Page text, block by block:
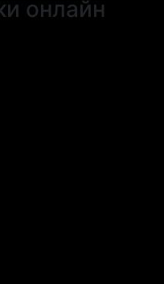
онлайн